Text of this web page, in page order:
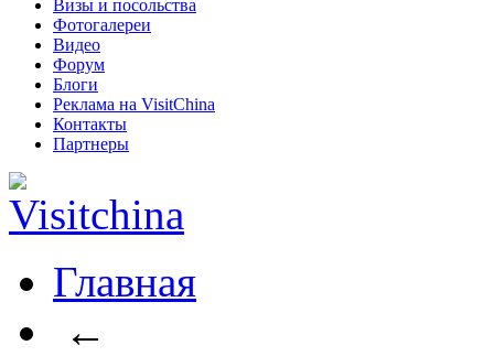
Визы и посольства
Фотогалереи
Видео
Форум
Блоги
Реклама на VisitChina
Контакты
Партнеры
Главная
←